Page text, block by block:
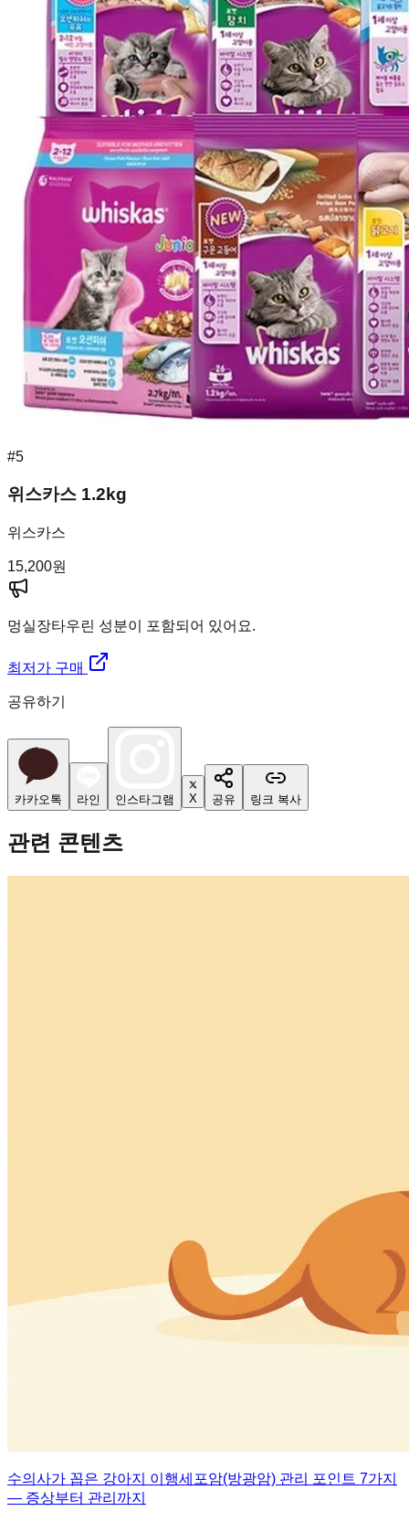
#5
위스카스 1.2kg
위스카스
15,200원
멍실장타우린 성분이 포함되어 있어요.
최저가 구매
공유하기
카카오톡 라인 인스타그램 X 공유 링크 복사
관련 콘텐츠
수의사가 꼽은 강아지 이행세포암(방광암) 관리 포인트 7가지
— 증상부터 관리까지